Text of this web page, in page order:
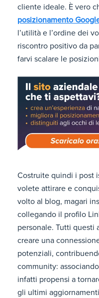
cliente ideale. È vero
posizionamento
l’utilità e l’ordine dei
riscontro positivo da
farvi scalare le
Costruite quindi i post
volete attirare e
volto al blog, magari
collegando il profilo
personale. Tutti questi
creare una
potenziali,
community:
infatti propensi a
gli ultimi